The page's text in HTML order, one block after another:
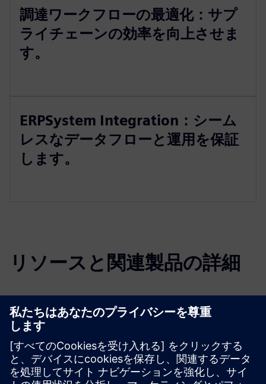
調達ワークフローの最適化：サプ
ライチェーンの効率を向上させま
す。
ERPSystem Integration：シーム
レスなデータフローと運用を保証
します。
リソースと関連製品の詳細
その他の情報とリソース
消費者向け製品および小売業の製品ライフサイクル管理
DLMがファッションと小売業をどのように変革するか
Mendix とCLEVR で小売業のデジタル変革を推進
AIが小売体験をどのように再定義しているか